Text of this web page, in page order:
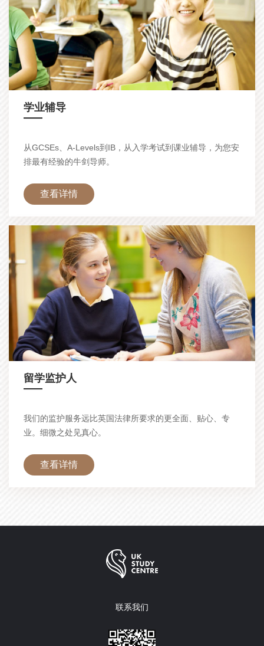
学业辅导
—
从GCSEs、A-Levels到IB，从入学考试到课业辅导，为您安
排最有经验的牛剑导师。
查看详情
留学监护人
—
我们的监护服务远比英国法律所要求的更全面、贴心、专
业。细微之处见真心。
查看详情
联系我们